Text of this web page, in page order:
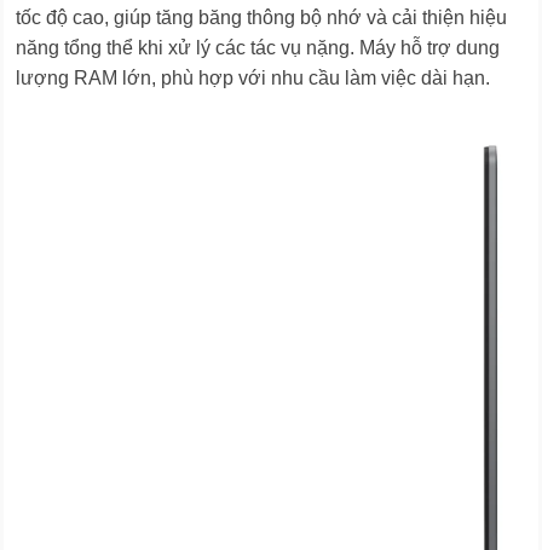
tốc độ cao, giúp tăng băng thông bộ nhớ và cải thiện hiệu
năng tổng thể khi xử lý các tác vụ nặng. Máy hỗ trợ dung
lượng RAM lớn, phù hợp với nhu cầu làm việc dài hạn.